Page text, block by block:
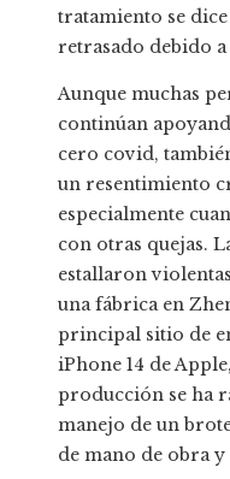
tratamiento se dice
retrasado debido
Aunque muchas
continúan
cero covid,
un resentimiento
especialmente
con otras quejas.
estallaron
una fábrica en
principal sitio de
iPhone 14 de
producción se ha
manejo de un
de mano de obra y